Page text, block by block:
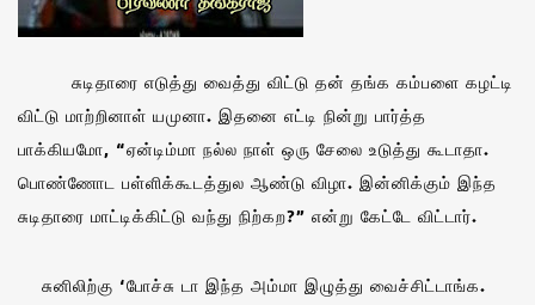
சுடிதாரை எடுத்து வைத்து விட்டு தன் தங்க கம்பளை கழட்டி
விட்டு மாற்றினாள் யமுனா. இதனை எட்டி நின்று பார்த்த
பாக்கியமோ, “ஏன்டிம்மா நல்ல நாள் ஒரு சேலை உடுத்து கூடாதா.
பொண்ணோட பள்ளிக்கூடத்துல ஆண்டு விழா. இன்னிக்கும் இந்த
சுடிதாரை மாட்டிக்கிட்டு வந்து நிற்கற?” என்று கேட்டே விட்டார்.
சுனிலிற்கு ‘போச்சு டா இந்த அம்மா இழுத்து வைச்சிட்டாங்க.